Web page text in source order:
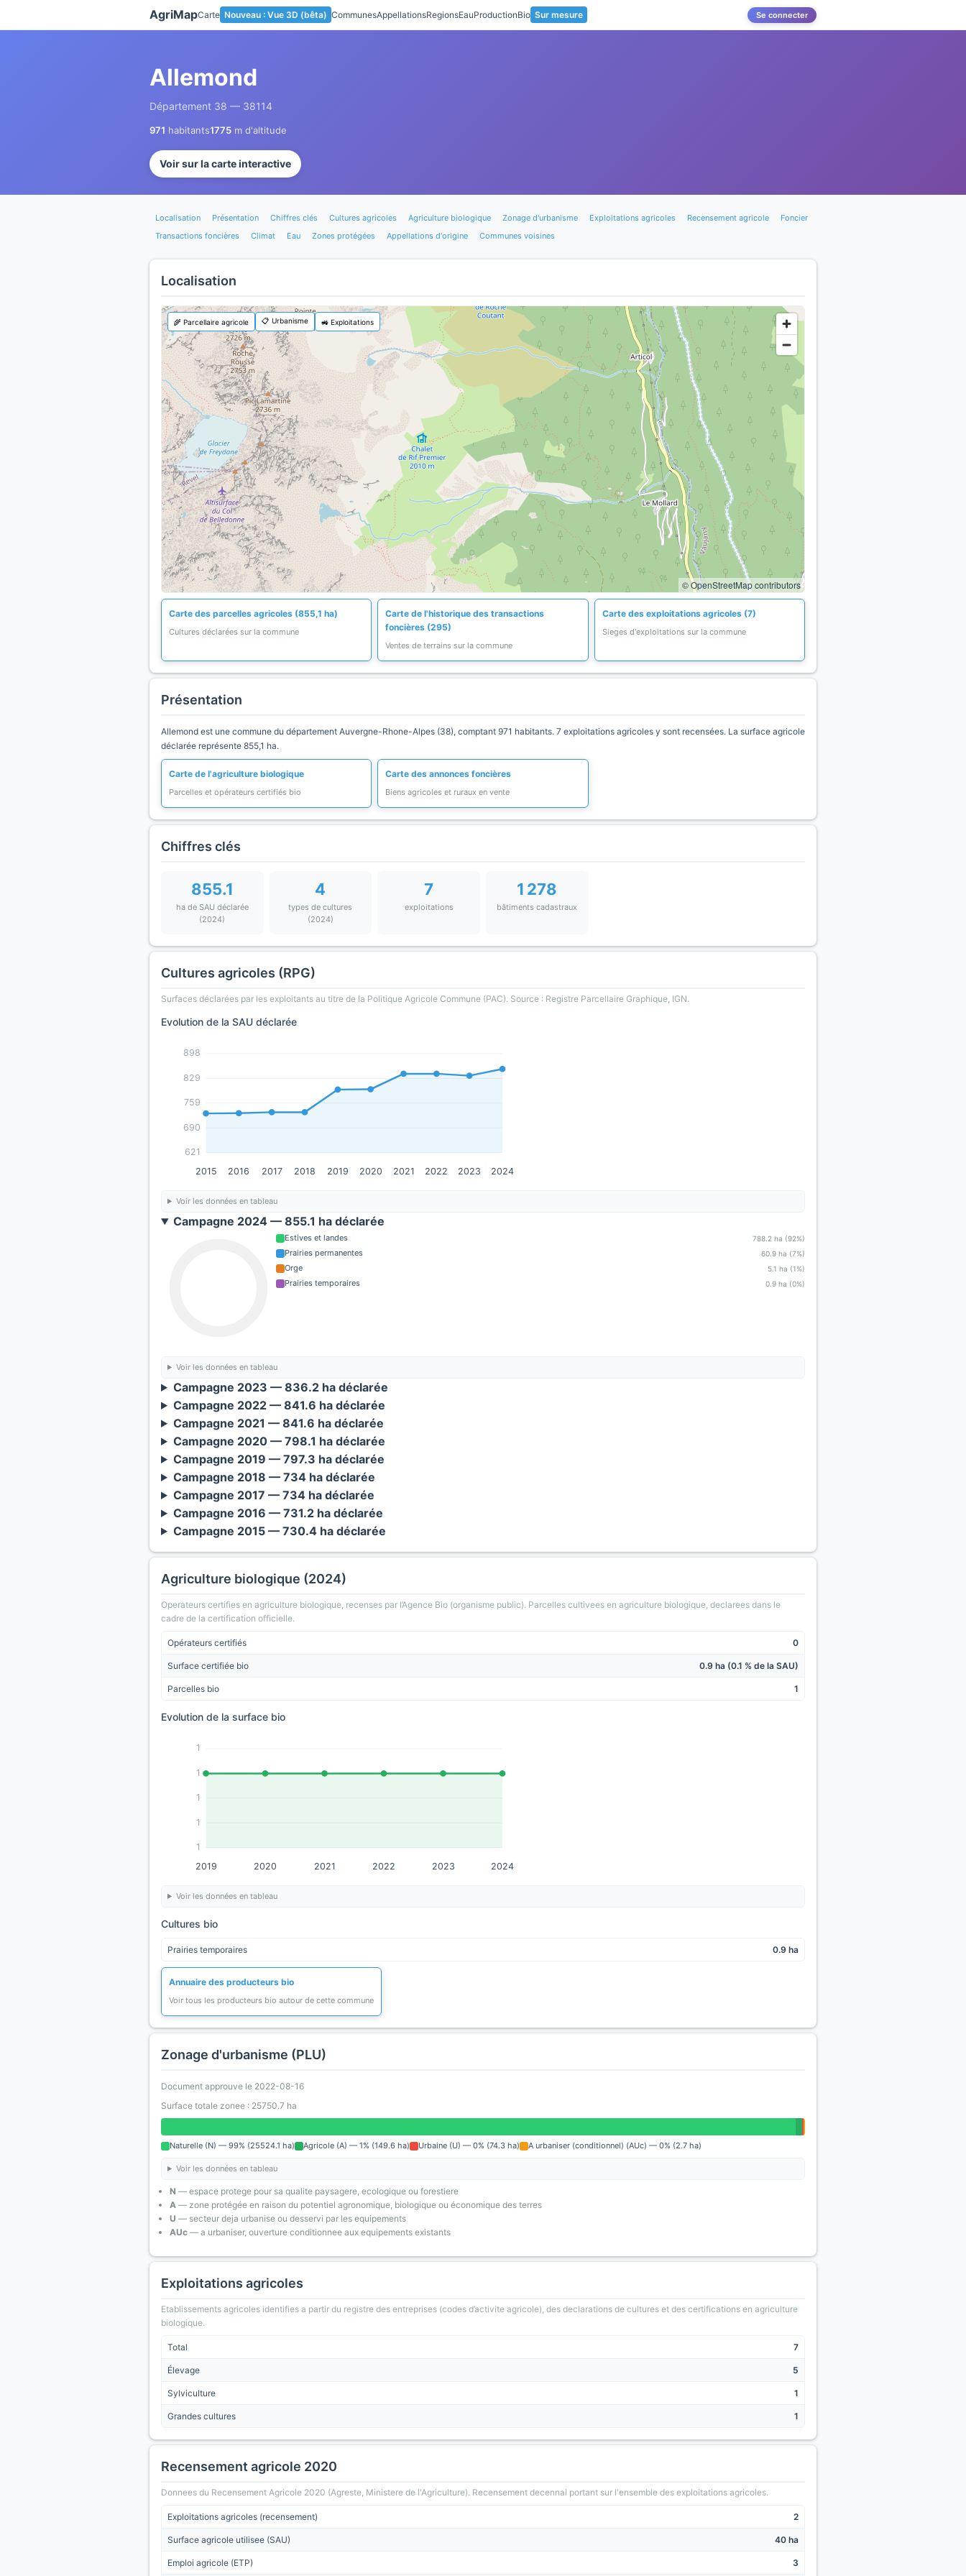
AgriMapCarte Nouveau : Vue 3D (bêta) CommunesAppellationsRegionsEauProductionBio Sur mesure Se connecter
Allemond
Département 38 — 38114
971 habitants1775 m d'altitude
Voir sur la carte interactive
Localisation Présentation Chiffres clés Cultures agricoles Agriculture biologique Zonage d'urbanisme Exploitations agricoles Recensement agricole
Foncier
Transactions foncières
Climat Eau Zones protégées Appellations d'origine Communes voisines
Localisation
© OpenStreetMap contributors
🌾 Parcellaire agricole 📋 Urbanisme 🚜 Exploitations
Carte des parcelles agricoles (855,1 ha)
Cultures déclarées sur la commune
Carte de l'historique des transactions
foncières (295)
Ventes de terrains sur la commune
Carte des exploitations agricoles (7)
Sieges d'exploitations sur la commune
Présentation
Allemond est une commune du département Auvergne-Rhone-Alpes (38), comptant 971 habitants. 7 exploitations agricoles y sont recensées. La surface agricole
déclarée représente 855,1 ha.
Carte de l'agriculture biologique
Parcelles et opérateurs certifiés bio
Carte des annonces foncières
Biens agricoles et ruraux en vente
Chiffres clés
855.1
ha de SAU déclarée
(2024)
4
types de cultures
(2024)
7
exploitations
1 278
bâtiments cadastraux
Cultures agricoles (RPG)
Surfaces déclarées par les exploitants au titre de la Politique Agricole Commune (PAC). Source : Registre Parcellaire Graphique, IGN.
Evolution de la SAU déclarée
621
690
759
829
898
2015 2016 2017 2018 2019 2020 2021 2022 2023 2024
Voir les données en tableau
Campagne 2024 — 855.1 ha déclarée
Estives et landes 788.2 ha (92%)
Prairies permanentes 60.9 ha (7%)
Orge 5.1 ha (1%)
Prairies temporaires 0.9 ha (0%)
Voir les données en tableau
Campagne 2023 — 836.2 ha déclarée
Campagne 2022 — 841.6 ha déclarée
Campagne 2021 — 841.6 ha déclarée
Campagne 2020 — 798.1 ha déclarée
Campagne 2019 — 797.3 ha déclarée
Campagne 2018 — 734 ha déclarée
Campagne 2017 — 734 ha déclarée
Campagne 2016 — 731.2 ha déclarée
Campagne 2015 — 730.4 ha déclarée
Agriculture biologique (2024)
Operateurs certifies en agriculture biologique, recenses par l’Agence Bio (organisme public). Parcelles cultivees en agriculture biologique, declarees dans le
cadre de la certification officielle.
Opérateurs certifiés 0
Surface certifiée bio 0.9 ha (0.1 % de la SAU)
Parcelles bio 1
Evolution de la surface bio
1
1
1
1
1
2019 2020 2021 2022 2023 2024
Voir les données en tableau
Cultures bio
Prairies temporaires 0.9 ha
Annuaire des producteurs bio
Voir tous les producteurs bio autour de cette commune
Zonage d'urbanisme (PLU)
Document approuve le 2022-08-16
Surface totale zonee : 25750.7 ha
Naturelle (N) — 99% (25524.1 ha) Agricole (A) — 1% (149.6 ha) Urbaine (U) — 0% (74.3 ha) A urbaniser (conditionnel) (AUc) — 0% (2.7 ha)
Voir les données en tableau
N — espace protege pour sa qualite paysagere, ecologique ou forestiere
A — zone protégée en raison du potentiel agronomique, biologique ou économique des terres
U — secteur deja urbanise ou desservi par les equipements
AUc — a urbaniser, ouverture conditionnee aux equipements existants
Exploitations agricoles
Etablissements agricoles identifies a partir du registre des entreprises (codes d’activite agricole), des declarations de cultures et des certifications en agriculture
biologique.
Total 7
Élevage 5
Sylviculture 1
Grandes cultures 1
Recensement agricole 2020
Donnees du Recensement Agricole 2020 (Agreste, Ministere de l'Agriculture). Recensement decennal portant sur l'ensemble des exploitations agricoles.
Exploitations agricoles (recensement) 2
Surface agricole utilisee (SAU) 40 ha
Emploi agricole (ETP) 3
Panneau de gestion des cookies